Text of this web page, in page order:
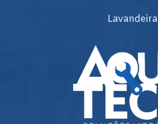
Lavandeira